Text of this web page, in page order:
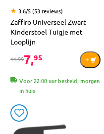
3.6/5 (53 reviews)
Zaffiro Universeel Zwart
Kinderstoel Tuigje met
Looplijn
11,997,95
Voor 22:00 uur besteld, morgen
in huis